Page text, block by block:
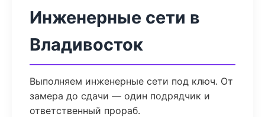
Инженерные сети в
Владивосток
Выполняем инженерные сети под ключ. От
замера до сдачи — один подрядчик и
ответственный прораб.